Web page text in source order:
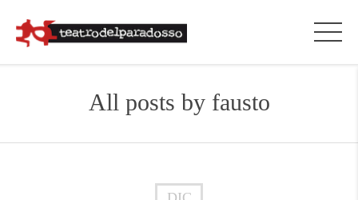
All posts by fausto